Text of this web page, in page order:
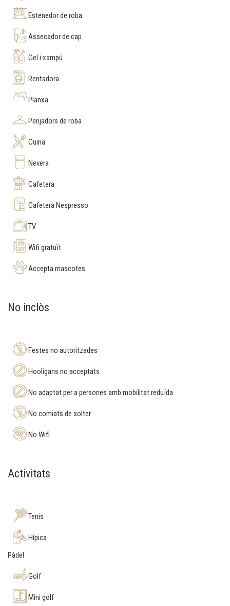
Estenedor de roba
Assecador de cap
Gel i xampú
Rentadora
Planxa
Penjadors de roba
Cuina
Nevera
Cafetera
Cafetera Nespresso
TV
Wifi gratuït
Accepta mascotes
No inclòs
Festes no autoritzades
Hooligans no acceptats
No adaptat per a persones amb mobilitat reduïda
No comiats de solter
No Wifi
Activitats
Tenis
Hípica
Pàdel
Golf
Mini golf